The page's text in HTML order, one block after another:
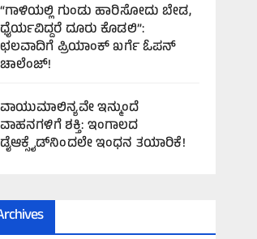
“ಗಾಳಿಯಲ್ಲಿ ಗುಂಡು ಹಾರಿಸೋದು ಬೇಡ,
ಧೈರ್ಯವಿದ್ದರೆ ದೂರು ಕೊಡಲಿ”:
ಛಲವಾದಿಗೆ ಪ್ರಿಯಾಂಕ್ ಖರ್ಗೆ ಓಪನ್
ಚಾಲೆಂಜ್!
ವಾಯುಮಾಲಿನ್ಯವೇ ಇನ್ಮುಂದೆ
ವಾಹನಗಳಿಗೆ ಶಕ್ತಿ: ಇಂಗಾಲದ
ಡೈಆಕ್ಸೈಡ್‌ನಿಂದಲೇ ಇಂಧನ ತಯಾರಿಕೆ!